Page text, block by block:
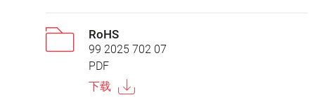
RoHS
99 2025 702 07
PDF
下载